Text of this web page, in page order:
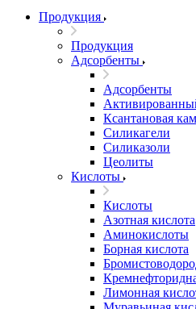
Продукция
Продукция
Адсорбенты
Адсорбенты
Ксантановая
Силикагели
Силиказоли
Цеолиты
Кислоты
Кислоты
Азотная кислота
Аминокислоты
Борная кислота
Лимонная